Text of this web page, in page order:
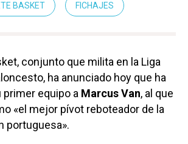
BASKET FICHAJES
conjunto que milita en la Liga
ha anunciado hoy que ha
primer equipo a Marcus Van, al que
«el mejor pívot reboteador de la
portuguesa».